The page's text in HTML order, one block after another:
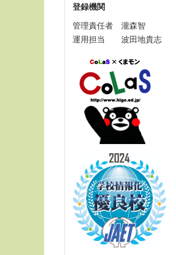
登録機関
管理責任者 瀧森智
運用担当 波田地貴志